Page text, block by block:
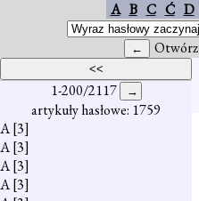
A B C Ć D
Otwórz
1-200/2117
artykuły hasłowe: 1759
A[3]
A[3]
A[3]
A[3]